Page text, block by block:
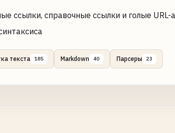
ссылки, справочные ссылки и голые
текста 185 Markdown 40 Парсеры 23